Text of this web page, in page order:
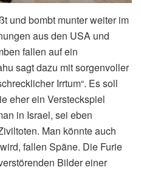
und bombt munter weiter im
aus den USA und
fallen auf ein
sagt dazu mit sorgenvoller
Irrtum“. Es soll
eher ein Versteckspiel
in Israel, sei eben
Man könnte auch
fallen Späne. Die Furie
Bilder einer